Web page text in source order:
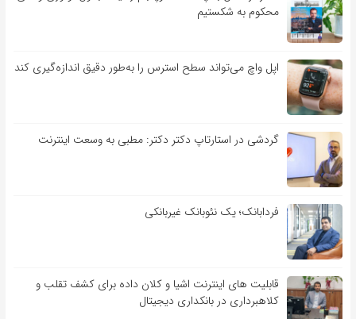
محکوم به شکستیم
اپل واچ می‌تواند سطح استرس را به‌طور دقیق اندازه‌گیری کند
گردشی در استارتاپ دکتر دکتر: مطبی به وسعت اینترنت
فردابانک؛ یک نئوبانک غیربانکی
قابلیت ‏های اینترنت اشیا و کلان‏ داده برای کشف تقلب و
کلاهبرداری در بانکداری دیجیتال